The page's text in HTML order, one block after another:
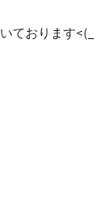
ております<(_